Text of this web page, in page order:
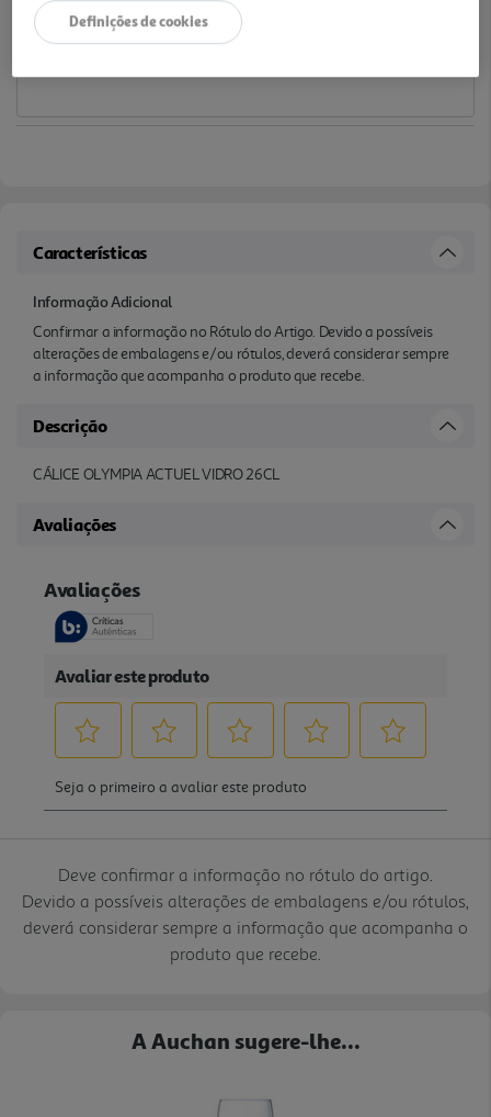
Notas de preparação
Características
Informação Adicional
Confirmar a informação no Rótulo do Artigo. Devido a possíveis
alterações de embalagens e/ou rótulos, deverá considerar sempre
a informação que acompanha o produto que recebe.
Descrição
CÁLICE OLYMPIA ACTUEL VIDRO 26CL
Avaliações
Deve confirmar a informação no rótulo do artigo.
Devido a possíveis alterações de embalagens e/ou rótulos,
deverá considerar sempre a informação que acompanha o
produto que recebe.
A Auchan sugere-lhe...
Definições de cookies